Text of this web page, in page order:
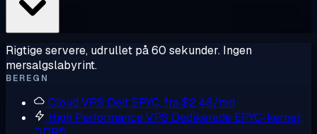
Rigtige servere, udrullet på 60 sekunder. Ingen
mersalgslabyrint.
BEREGN
Cloud VPS Delt EPYC, fra $2,48/md
High Performance VPS Dedikerede EPYC-kerner,